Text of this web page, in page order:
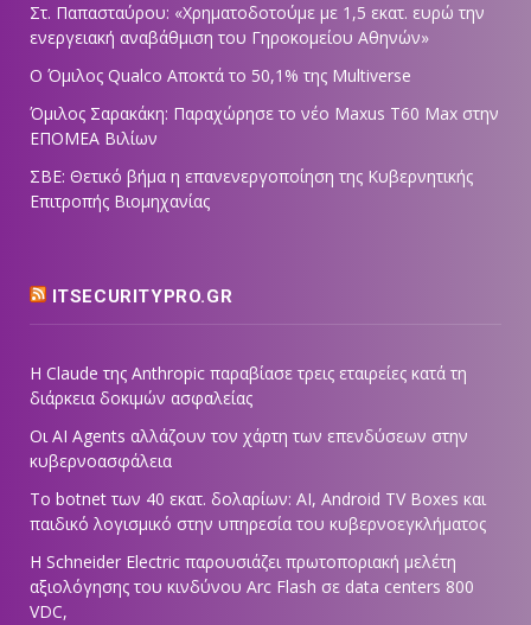
Στ. Παπασταύρου: «Χρηματοδοτούμε με 1,5 εκατ. ευρώ την
ενεργειακή αναβάθμιση του Γηροκομείου Αθηνών»
Ο Όμιλος Qualco Αποκτά το 50,1% της Multiverse
Όμιλος Σαρακάκη: Παραχώρησε το νέο Maxus T60 Max στην
ΕΠΟΜΕΑ Βιλίων
ΣΒΕ: Θετικό βήμα η επανενεργοποίηση της Κυβερνητικής
Επιτροπής Βιομηχανίας
ITSECURITYPRO.GR
Η Claude της Anthropic παραβίασε τρεις εταιρείες κατά τη
διάρκεια δοκιμών ασφαλείας
Οι AI Agents αλλάζουν τον χάρτη των επενδύσεων στην
κυβερνοασφάλεια
Το botnet των 40 εκατ. δολαρίων: AI, Android TV Boxes και
παιδικό λογισμικό στην υπηρεσία του κυβερνοεγκλήματος
Η Schneider Electric παρουσιάζει πρωτοποριακή μελέτη
αξιολόγησης του κινδύνου Arc Flash σε data centers 800
VDC,